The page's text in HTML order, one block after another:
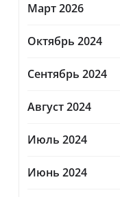
Март 2026
Октябрь 2024
Сентябрь 2024
Август 2024
Июль 2024
Июнь 2024